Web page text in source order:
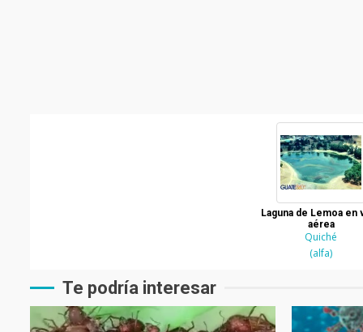
Laguna de Lemoa en
aérea
Quiché
(alfa)
Te podría interesar